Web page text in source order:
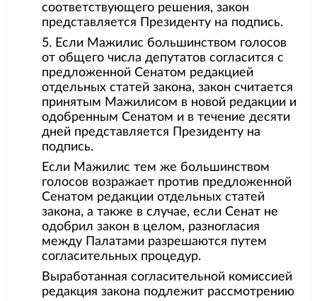
соответствующего решения, закон
представляется Президенту на подпись.
5. Если Мажилис большинством голосов
от общего числа депутатов согласится с
предложенной Сенатом редакцией
отдельных статей закона, закон считается
принятым Мажилисом в новой редакции и
одобренным Сенатом и в течение десяти
дней представляется Президенту на
подпись.
Если Мажилис тем же большинством
голосов возражает против предложенной
Сенатом редакции отдельных статей
закона, а также в случае, если Сенат не
одобрил закон в целом, разногласия
между Палатами разрешаются путем
согласительных процедур.
Выработанная согласительной комиссией
редакция закона подлежит рассмотрению